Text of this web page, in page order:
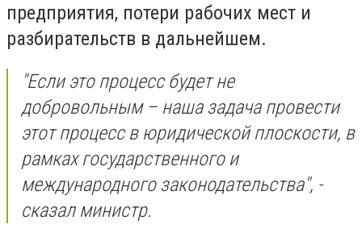
предприятия, потери рабочих мест и
разбирательств в дальнейшем.
"Если это процесс будет не
добровольным – наша задача провести
этот процесс в юридической плоскости, в
рамках государственного и
международного законодательства", -
сказал министр.